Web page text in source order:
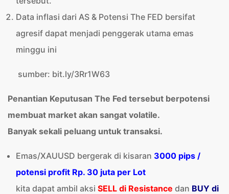
Data inflasi dari AS & Potensi The FED bersifat
agresif dapat menjadi penggerak utama emas
minggu ini
sumber: bit.ly/3Rr1W63
Penantian Keputusan The Fed tersebut berpotensi
membuat market akan sangat volatile.
Banyak sekali peluang untuk transaksi.
Emas/XAUUSD bergerak di kisaran 3000 pips /
potensi profit Rp. 30 juta per Lot
kita dapat ambil aksi SELL di Resistance dan BUY di